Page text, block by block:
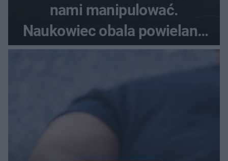
nami manipulować.
Naukowiec obala powielane
od lat mity na ich temat